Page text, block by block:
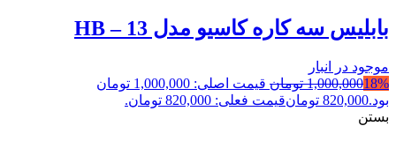
بابلیس سه کاره کاسیو مدل HB – 13
موجود در انبار
18%
1,000,000 تومان
قیمت اصلی: 1,000,000 تومان
بود.820,000 تومانقیمت فعلی: 820,000 تومان.
بستن